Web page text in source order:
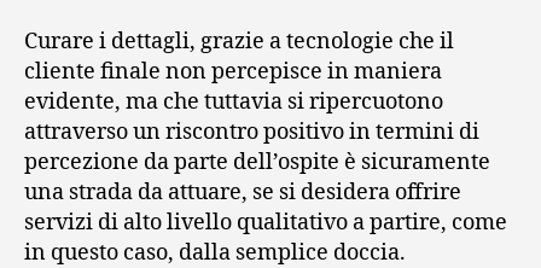
Curare i dettagli, grazie a tecnologie che il
cliente finale non percepisce in maniera
evidente, ma che tuttavia si ripercuotono
attraverso un riscontro positivo in termini di
percezione da parte dell’ospite è sicuramente
una strada da attuare, se si desidera offrire
servizi di alto livello qualitativo a partire, come
in questo caso, dalla semplice doccia.